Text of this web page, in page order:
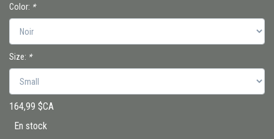
Color: *
Size: *
164,99 $CA
En stock